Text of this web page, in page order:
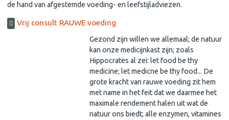
de hand van afgestemde voeding- en leefstijladviezen.
Vrij consult RAUWE voeding
Gezond zijn willen we allemaal; de natuur
kan onze medicijnkast zijn; zoals
Hippocrates al zei: let food be thy
medicine; let medicne be thy food... De
grote kracht van rauwe voeding zit hem
met name in het feit dat we daarmee het
maximale rendement halen uit wat de
natuur ons biedt; alle enzymen, vitamines